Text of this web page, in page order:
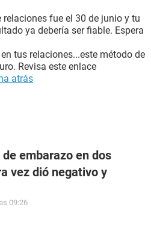
fue el 30 de junio y tu
ya debería ser fiable. Espera
tus relaciones...este método de
Revisa este enlace
atrás
embarazo en dos
vez dió negativo y
09:26